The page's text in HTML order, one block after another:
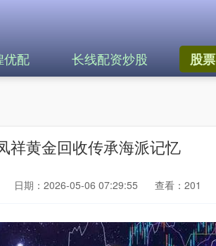
优配 长线配资炒股 股
祥黄金回收传承海派记忆
日期：2026-05-06 07:29:55 查看：201